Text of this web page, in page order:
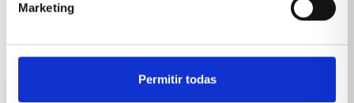
Marketing
Permitir todas
Profesionales